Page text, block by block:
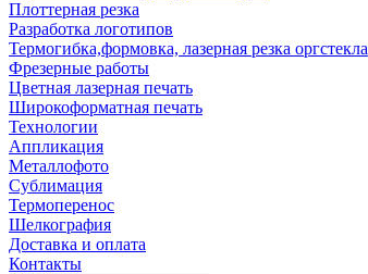
Плоттерная резка
Разработка логотипов
Термогибка,формовка, лазерная резка оргстекла
Фрезерные работы
Цветная лазерная печать
Широкоформатная печать
Технологии
Аппликация
Металлофото
Сублимация
Термоперенос
Шелкография
Доставка и оплата
Контакты